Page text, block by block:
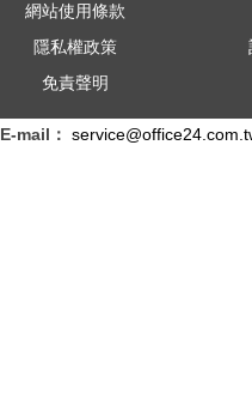
網站使用條款
隱私權政策
免責聲明
E-mail：